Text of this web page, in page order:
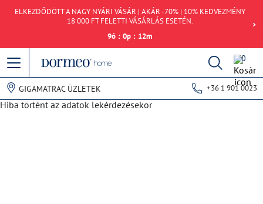
ELKEZDŐDÖTT A NAGY NYÁRI VÁSÁR | AKÁR -70% | 10% KEDVEZMÉNY
18 000 FT FELETTI VÁSÁRLÁS ESETÉN.
9ó : 0p : 12m
0
GIGAMATRAC ÜZLETEK +36 1 901 0023
Hiba történt az adatok lekérdezésekor